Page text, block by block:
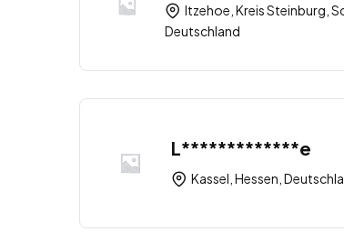
Itzehoe, Kreis Steinburg,
Deutschland
L*************e
Kassel, Hessen,